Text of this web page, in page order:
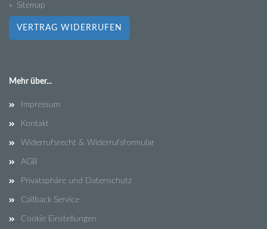
» Sitemap
VERTRAG WIDERRUFEN
Mehr über...
Impressum
Kontakt
Widerrufsrecht & Widerrufsformular
AGB
Privatsphäre und Datenschutz
Callback Service
Cookie Einstellungen